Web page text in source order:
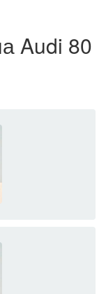
Audi 80